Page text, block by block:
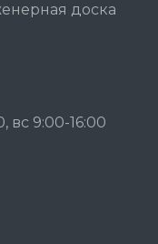
доска
вс 9:00-16:00